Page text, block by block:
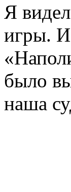
Я
игры. И
было
наша